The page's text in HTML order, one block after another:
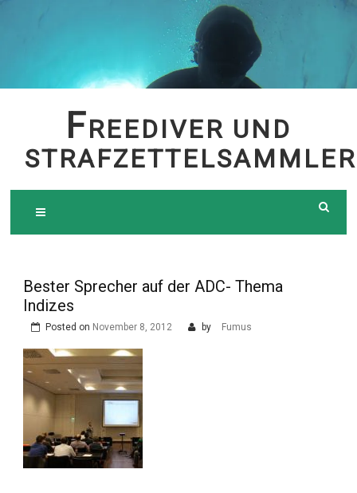
FREEDIVER UND
STRAFZETTELSAMMLER
Bester Sprecher auf der ADC- Thema
Indizes
Posted on November 8, 2012 by Fumus